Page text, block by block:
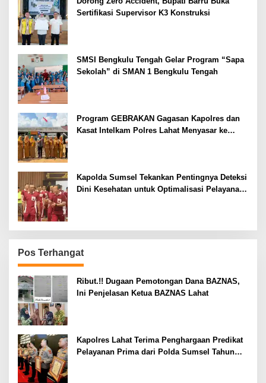
Sertifikasi Supervisor K3 Konstruksi
SMSI Bengkulu Tengah Gelar Program “Sapa
Sekolah” di SMAN 1 Bengkulu Tengah
Program GEBRAKAN Gagasan Kapolres dan
Kasat Intelkam Polres Lahat Menyasar ke
Kapolda Sumsel Tekankan Pentingnya Deteksi
Dini Kesehatan untuk Optimalisasi Pelayanan
Pos Terhangat
Ribut.!! Dugaan Pemotongan Dana BAZNAS,
Ini Penjelasan Ketua BAZNAS Lahat
Kapolres Lahat Terima Penghargaan Predikat
Pelayanan Prima dari Polda Sumsel Tahun